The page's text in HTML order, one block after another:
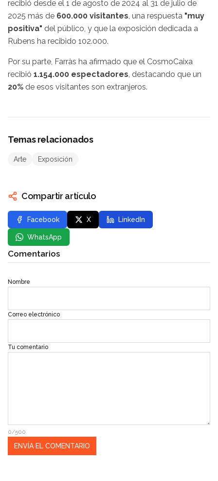
recibió desde el 1 de agosto de 2024 al 31 de julio de
2025 más de 600.000 visitantes , una respuesta "muy
positiva" del público, y que la exposición dedicada a
Rubens ha recibido 102.000.
Por su parte, Farràs ha afirmado que el CosmoCaixa
recibió 1.154.000 espectadores , destacando que un
20% de esos visitantes son extranjeros.
Temas relacionados
Arte Exposición
Compartir artículo
Facebook X LinkedIn
WhatsApp
Comentarios
Nombre
Correo electrónico
Tu comentario
0/500